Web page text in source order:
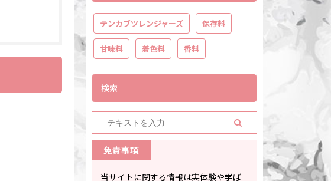
テンカブツレンジャーズ 保存料
甘味料 着色料 香料
検索
免責事項
当サイトに関する情報は実体験や学ば